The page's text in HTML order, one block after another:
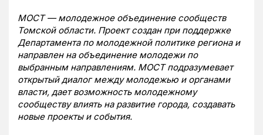
МОСТ — молодежное объединение сообществ
Томской области. Проект создан при поддержке
Департамента по молодежной политике региона и
направлен на объединение молодежи по
выбранным направлениям. МОСТ подразумевает
открытый диалог между молодежью и органами
власти, дает возможность молодежному
сообществу влиять на развитие города, создавать
новые проекты и события.